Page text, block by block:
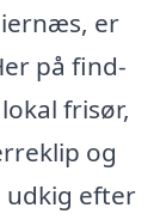
er
på find-
frisør,
og
udkig efter